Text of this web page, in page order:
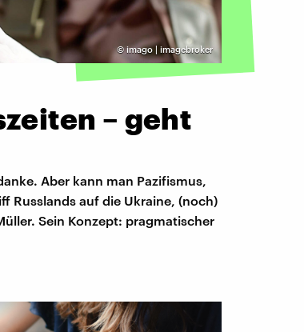
©imago | imagebroker
– geht
Aber kann man Pazifismus,
Russlands auf die Ukraine, (noch)
Sein Konzept: pragmatischer